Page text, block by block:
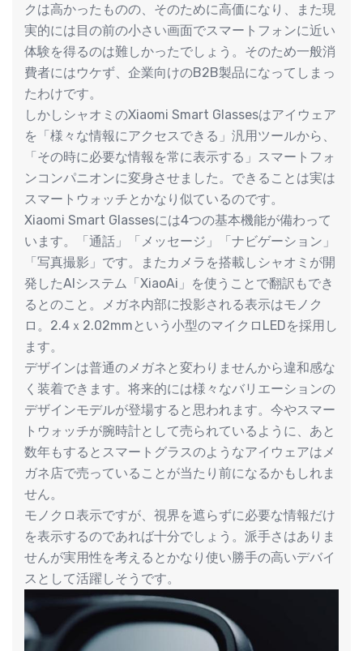
クは高かったものの、そのために高価になり、また現
実的には目の前の小さい画面でスマートフォンに近い
体験を得るのは難しかったでしょう。そのため一般消
費者にはウケず、企業向けのB2B製品になってしまっ
たわけです。
しかしシャオミのXiaomi Smart Glassesはアイウェア
を「様々な情報にアクセスできる」汎用ツールから、
「その時に必要な情報を常に表示する」スマートフォ
ンコンパニオンに変身させました。できることは実は
スマートウォッチとかなり似ているのです。
Xiaomi Smart Glassesには4つの基本機能が備わって
います。「通話」「メッセージ」「ナビゲーション」
「写真撮影」です。またカメラを搭載しシャオミが開
発したAIシステム「XiaoAi」を使うことで翻訳もでき
るとのこと。メガネ内部に投影される表示はモノク
ロ。2.4ｘ2.02mmという小型のマイクロLEDを採用し
ます。
デザインは普通のメガネと変わりませんから違和感な
く装着できます。将来的には様々なバリエーションの
デザインモデルが登場すると思われます。今やスマー
トウォッチが腕時計として売られているように、あと
数年もするとスマートグラスのようなアイウェアはメ
ガネ店で売っていることが当たり前になるかもしれま
せん。
モノクロ表示ですが、視界を遮らずに必要な情報だけ
を表示するのであれば十分でしょう。派手さはありま
せんが実用性を考えるとかなり使い勝手の高いデバイ
スとして活躍しそうです。